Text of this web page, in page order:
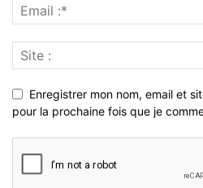
Enregistrer mon nom, email et
pour la prochaine fois que je